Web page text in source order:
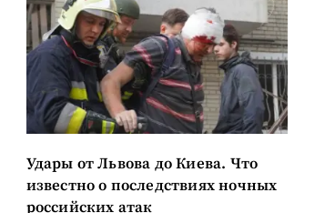
Удары от Львова до Киева. Что
известно о последствиях ночных
российских атак